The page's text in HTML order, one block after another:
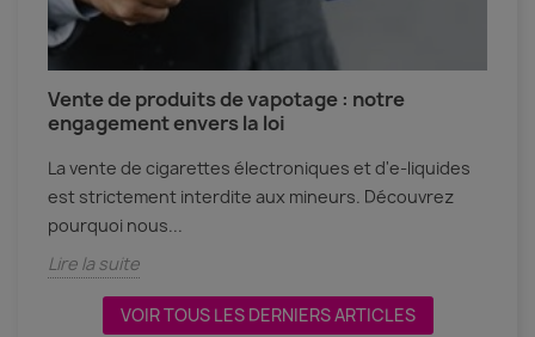
Vente de produits de vapotage : notre
engagement envers la loi
La vente de cigarettes électroniques et d'e-liquides
est strictement interdite aux mineurs. Découvrez
pourquoi nous...
Lire la suite
VOIR TOUS LES DERNIERS ARTICLES